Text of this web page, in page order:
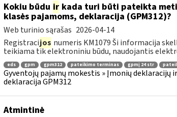
Kokiu būdu irkada turi būti pateikta
klasės pajamoms, deklaracija (GPM312)?
Web turinio sąrašas 2026-04-14
Registracijos numeris KM1079 Ši informacija
teikiama tik elektroniniu būdu, naudojantis
eds gpm gpm312 pateikimo terminas gpmį 24 str
Gyventojų pajamų mokestis » Įmonių deklaracijų
deklaracija GPM312
Atmintinė